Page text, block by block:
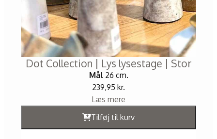
Dot Collection | Lys lysestage | Stor
Mål26 cm.
239,95 kr.
Læs mere
Tilføj til kurv